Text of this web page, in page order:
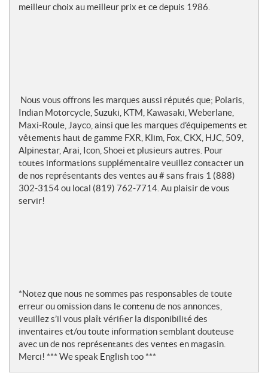
meilleur choix au meilleur prix et ce depuis 1986.
Nous vous offrons les marques aussi réputés que; Polaris,
Indian Motorcycle, Suzuki, KTM, Kawasaki, Weberlane,
Maxi-Roule, Jayco, ainsi que les marques d’équipements et
vêtements haut de gamme FXR, Klim, Fox, CKX, HJC, 509,
Alpinestar, Arai, Icon, Shoei et plusieurs autres. Pour
toutes informations supplémentaire veuillez contacter un
de nos représentants des ventes au # sans frais 1 (888)
302-3154 ou local (819) 762-7714. Au plaisir de vous
servir!
*Notez que nous ne sommes pas responsables de toute
erreur ou omission dans le contenu de nos annonces,
veuillez s’il vous plaît vérifier la disponibilité des
inventaires et/ou toute information semblant douteuse
avec un de nos représentants des ventes en magasin.
Merci! *** We speak English too ***